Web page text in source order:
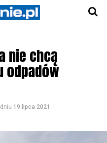
nie chcą
odpadów
19 lipca 2021